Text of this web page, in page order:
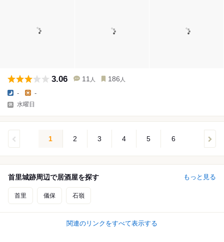
3.06 11 人 186 人
- -
水曜日
1 2 3 4 5 6
首里城跡周辺で居酒屋を探す もっと見る
首里 儀保 石嶺
関連のリンクをすべて表示する